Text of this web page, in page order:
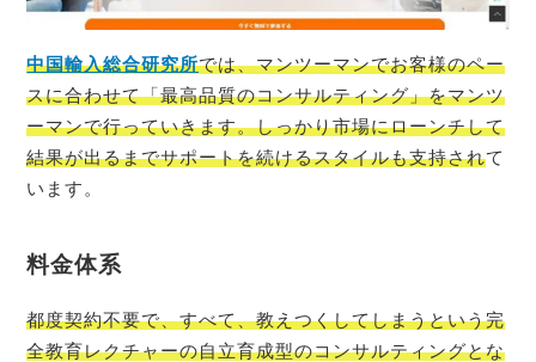
中国輸入総合研究所では、マンツーマンでお客様のペー
スに合わせて「最高品質のコンサルティング」をマンツ
ーマンで行っていきます。しっかり市場にローンチして
結果が出るまでサポートを続けるスタイルも支持されて
います。
料金体系
都度契約不要で、すべて、教えつくしてしまうという完
全教育レクチャーの自立育成型のコンサルティングとな